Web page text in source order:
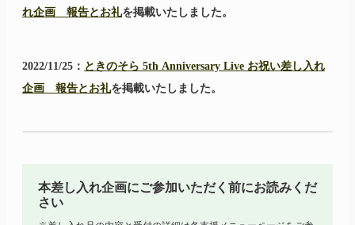
れ企画 報告とお礼を掲載いたしました。
2022/11/25： ときのそら 5th Anniversary Live お祝い差し入れ
企画 報告とお礼を掲載いたしました。
本差し入れ企画にご参加いただく前にお読みくだ
さい